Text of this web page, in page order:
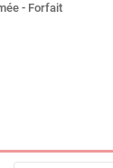
- Forfait